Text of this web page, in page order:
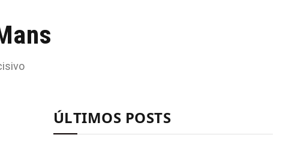
ÚLTIMOS POSTS